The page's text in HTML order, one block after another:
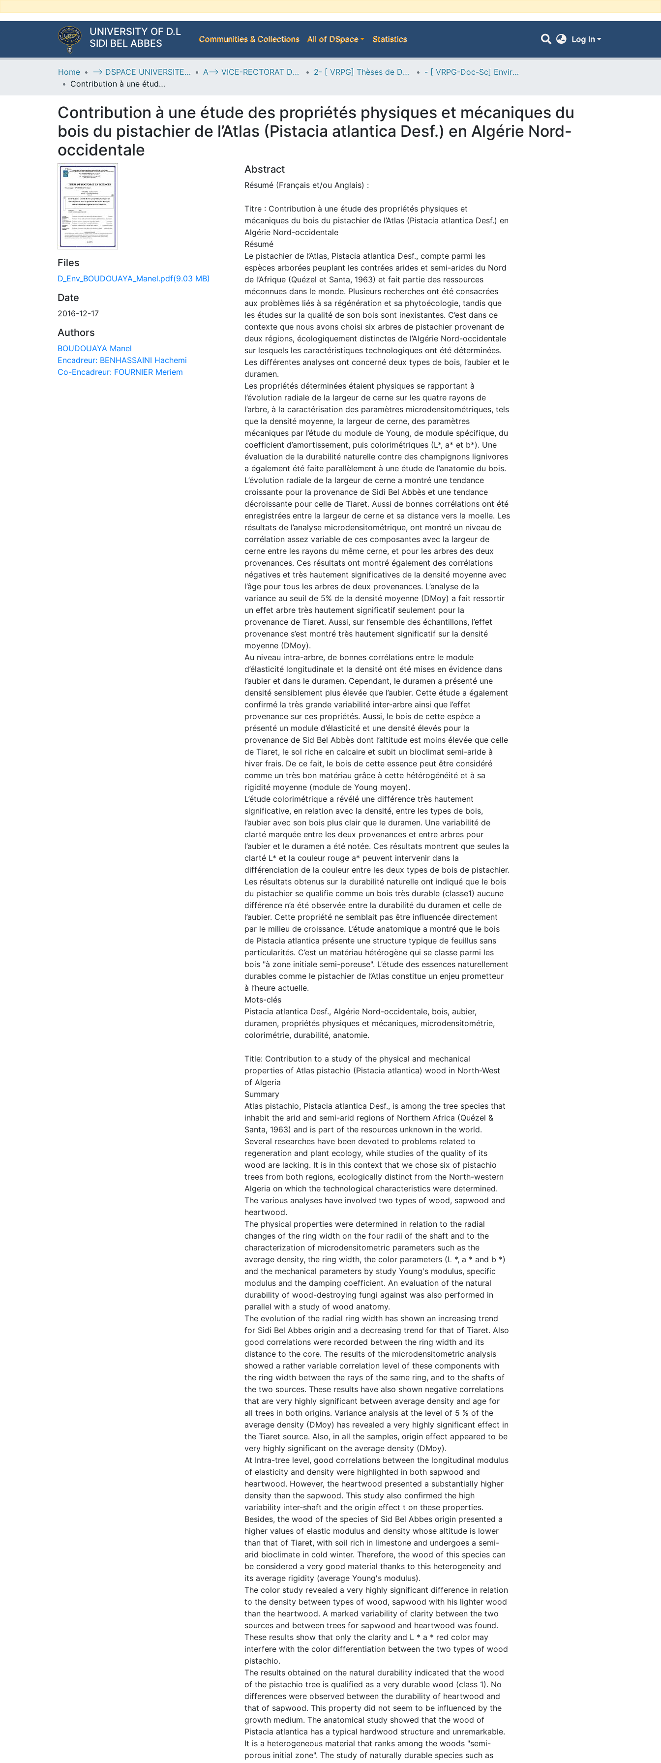
UNIVERSITY OF D.L
SIDI BEL ABBES
Communities & Collections All of DSpace Statistics Log In
Home --> DSPACE UNIVERSITE DJILALLI LIABES DE SIDI BEL ABBES A--> VICE-RECTORAT DE LA POST-GRADUATION 2- [ VRPG] Thèses de Doctorat en Sciences
- [ VRPG-Doc-Sc] Environnement --- محيط
Contribution à une étude des propriétés physiques et mécaniques du bois du pistachier de l’Atlas (Pistacia atlantica Desf.) en Algérie Nord-occidentale
Contribution à une étude des propriétés physiques et mécaniques du
bois du pistachier de l’Atlas (Pistacia atlantica Desf.) en Algérie Nord-
occidentale
Files
D_Env_BOUDOUAYA_Manel.pdf(9.03 MB)
Date
2016-12-17
Authors
BOUDOUAYA Manel
Encadreur: BENHASSAINI Hachemi
Co-Encadreur: FOURNIER Meriem
Abstract
Résumé (Français et/ou Anglais) :
Titre : Contribution à une étude des propriétés physiques et
mécaniques du bois du pistachier de l’Atlas (Pistacia atlantica Desf.) en
Algérie Nord-occidentale
Résumé
Le pistachier de l’Atlas, Pistacia atlantica Desf., compte parmi les
espèces arborées peuplant les contrées arides et semi-arides du Nord
de l’Afrique (Quézel et Santa, 1963) et fait partie des ressources
méconnues dans le monde. Plusieurs recherches ont été consacrées
aux problèmes liés à sa régénération et sa phytoécologie, tandis que
les études sur la qualité de son bois sont inexistantes. C’est dans ce
contexte que nous avons choisi six arbres de pistachier provenant de
deux régions, écologiquement distinctes de l’Algérie Nord-occidentale
sur lesquels les caractéristiques technologiques ont été déterminées.
Les différentes analyses ont concerné deux types de bois, l’aubier et le
duramen.
Les propriétés déterminées étaient physiques se rapportant à
l’évolution radiale de la largeur de cerne sur les quatre rayons de
l’arbre, à la caractérisation des paramètres microdensitométriques, tels
que la densité moyenne, la largeur de cerne, des paramètres
mécaniques par l’étude du module de Young, de module spécifique, du
coefficient d’amortissement, puis colorimétriques (L*, a* et b*). Une
évaluation de la durabilité naturelle contre des champignons lignivores
a également été faite parallèlement à une étude de l’anatomie du bois.
L’évolution radiale de la largeur de cerne a montré une tendance
croissante pour la provenance de Sidi Bel Abbès et une tendance
décroissante pour celle de Tiaret. Aussi de bonnes corrélations ont été
enregistrées entre la largeur de cerne et sa distance vers la moelle. Les
résultats de l’analyse microdensitométrique, ont montré un niveau de
corrélation assez variable de ces composantes avec la largeur de
cerne entre les rayons du même cerne, et pour les arbres des deux
provenances. Ces résultats ont montré également des corrélations
négatives et très hautement significatives de la densité moyenne avec
l’âge pour tous les arbres de deux provenances. L’analyse de la
variance au seuil de 5% de la densité moyenne (DMoy) a fait ressortir
un effet arbre très hautement significatif seulement pour la
provenance de Tiaret. Aussi, sur l’ensemble des échantillons, l’effet
provenance s’est montré très hautement significatif sur la densité
moyenne (DMoy).
Au niveau intra-arbre, de bonnes corrélations entre le module
d’élasticité longitudinale et la densité ont été mises en évidence dans
l’aubier et dans le duramen. Cependant, le duramen a présenté une
densité sensiblement plus élevée que l’aubier. Cette étude a également
confirmé la très grande variabilité inter-arbre ainsi que l’effet
provenance sur ces propriétés. Aussi, le bois de cette espèce a
présenté un module d’élasticité et une densité élevés pour la
provenance de Sid Bel Abbès dont l’altitude est moins élevée que celle
de Tiaret, le sol riche en calcaire et subit un bioclimat semi-aride à
hiver frais. De ce fait, le bois de cette essence peut être considéré
comme un très bon matériau grâce à cette hétérogénéité et à sa
rigidité moyenne (module de Young moyen).
L’étude colorimétrique a révélé une différence très hautement
significative, en relation avec la densité, entre les types de bois,
l’aubier avec son bois plus clair que le duramen. Une variabilité de
clarté marquée entre les deux provenances et entre arbres pour
l’aubier et le duramen a été notée. Ces résultats montrent que seules la
clarté L* et la couleur rouge a* peuvent intervenir dans la
différenciation de la couleur entre les deux types de bois de pistachier.
Les résultats obtenus sur la durabilité naturelle ont indiqué que le bois
du pistachier se qualifie comme un bois très durable (classe1) aucune
différence n’a été observée entre la durabilité du duramen et celle de
l’aubier. Cette propriété ne semblait pas être influencée directement
par le milieu de croissance. L’étude anatomique a montré que le bois
de Pistacia atlantica présente une structure typique de feuillus sans
particularités. C’est un matériau hétérogène qui se classe parmi les
bois "à zone initiale semi-poreuse". L’étude des essences naturellement
durables comme le pistachier de l’Atlas constitue un enjeu prometteur
à l’heure actuelle.
Mots-clés
Pistacia atlantica Desf., Algérie Nord-occidentale, bois, aubier,
duramen, propriétés physiques et mécaniques, microdensitométrie,
colorimétrie, durabilité, anatomie.
Title: Contribution to a study of the physical and mechanical
properties of Atlas pistachio (Pistacia atlantica) wood in North-West
of Algeria
Summary
Atlas pistachio, Pistacia atlantica Desf., is among the tree species that
inhabit the arid and semi-arid regions of Northern Africa (Quézel &
Santa, 1963) and is part of the resources unknown in the world.
Several researches have been devoted to problems related to
regeneration and plant ecology, while studies of the quality of its
wood are lacking. It is in this context that we chose six of pistachio
trees from both regions, ecologically distinct from the North-western
Algeria on which the technological characteristics were determined.
The various analyses have involved two types of wood, sapwood and
heartwood.
The physical properties were determined in relation to the radial
changes of the ring width on the four radii of the shaft and to the
characterization of microdensitometric parameters such as the
average density, the ring width, the color parameters (L *, a * and b *)
and the mechanical parameters by study Young's modulus, specific
modulus and the damping coefficient. An evaluation of the natural
durability of wood-destroying fungi against was also performed in
parallel with a study of wood anatomy.
The evolution of the radial ring width has shown an increasing trend
for Sidi Bel Abbes origin and a decreasing trend for that of Tiaret. Also
good correlations were recorded between the ring width and its
distance to the core. The results of the microdensitometric analysis
showed a rather variable correlation level of these components with
the ring width between the rays of the same ring, and to the shafts of
the two sources. These results have also shown negative correlations
that are very highly significant between average density and age for
all trees in both origins. Variance analysis at the level of 5 % of the
average density (DMoy) has revealed a very highly significant effect in
the Tiaret source. Also, in all the samples, origin effect appeared to be
very highly significant on the average density (DMoy).
At Intra-tree level, good correlations between the longitudinal modulus
of elasticity and density were highlighted in both sapwood and
heartwood. However, the heartwood presented a substantially higher
density than the sapwood. This study also confirmed the high
variability inter-shaft and the origin effect t on these properties.
Besides, the wood of the species of Sid Bel Abbes origin presented a
higher values of elastic modulus and density whose altitude is lower
than that of Tiaret, with soil rich in limestone and undergoes a semi-
arid bioclimate in cold winter. Therefore, the wood of this species can
be considered a very good material thanks to this heterogeneity and
its average rigidity (average Young's modulus).
The color study revealed a very highly significant difference in relation
to the density between types of wood, sapwood with his lighter wood
than the heartwood. A marked variability of clarity between the two
sources and between trees for sapwood and heartwood was found.
These results show that only the clarity and L * a * red color may
interfere with the color differentiation between the two types of wood
pistachio.
The results obtained on the natural durability indicated that the wood
of the pistachio tree is qualified as a very durable wood (class 1). No
differences were observed between the durability of heartwood and
that of sapwood. This property did not seem to be influenced by the
growth medium. The anatomical study showed that the wood of
Pistacia atlantica has a typical hardwood structure and unremarkable.
It is a heterogeneous material that ranks among the woods "semi-
porous initial zone". The study of naturally durable species such as